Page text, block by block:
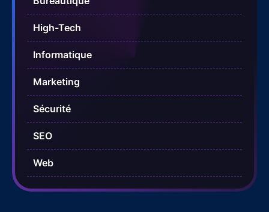
High-Tech
Informatique
Marketing
Sécurité
SEO
Web